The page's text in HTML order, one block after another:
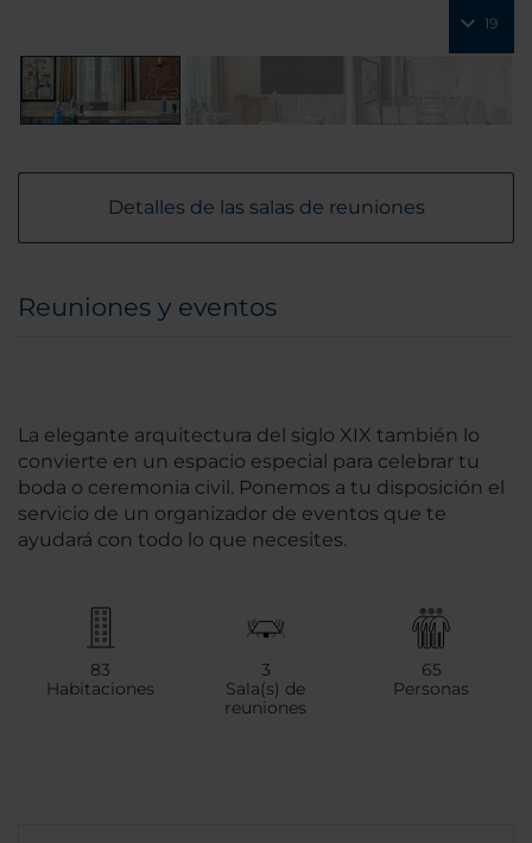
19
Detalles de las salas de reuniones
Reuniones y eventos
La elegante arquitectura del siglo XIX también lo
convierte en un espacio especial para celebrar tu
boda o ceremonia civil. Ponemos a tu disposición el
servicio de un organizador de eventos que te
ayudará con todo lo que necesites.
83
Habitaciones
3
Sala(s) de
reuniones
65
Personas